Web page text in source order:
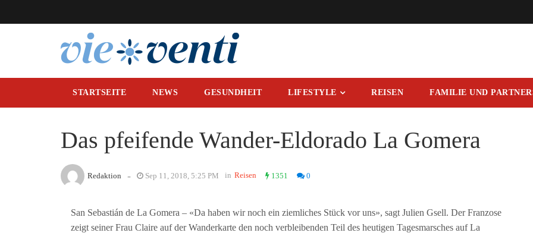
STARTSEITE NEWS GESUNDHEIT LIFESTYLE REISEN FAMILIE UND
Das pfeifende Wander-Eldorado La Gomera
Redaktion - Sep 11, 2018, 5:25 PM in Reisen 1351 0
San Sebastián de La Gomera – «Da haben wir noch ein ziemliches Stück vor uns», sagt Julien Gsell. Der Franzose
zeigt seiner Frau Claire auf der Wanderkarte den noch verbleibenden Teil des heutigen Tagesmarsches auf La